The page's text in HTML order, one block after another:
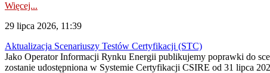
Więcej...
29 lipca 2026, 11:39
Aktualizacja Scenariuszy Testów Certyfikacji (STC)
Jako Operator Informacji Rynku Energii publikujemy poprawki do
zostanie udostępniona w Systemie Certyfikacji CSIRE od 31 lipca